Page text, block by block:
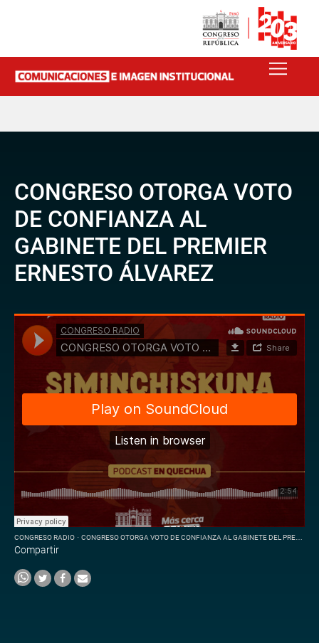
CONGRESO OTORGA VOTO
DE CONFIANZA AL
GABINETE DEL PREMIER
ERNESTO ÁLVAREZ
CONGRESO RADIO · CONGRESO OTORGA VOTO DE CONFIANZA AL GABINETE DEL PREMIER ERNESTO ÁLVAREZ
Compartir